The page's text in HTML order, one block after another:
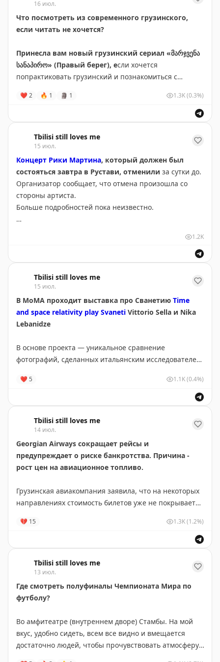
💴стандартная стоимость посещения 90 лари
*Предложение действует для держателей карт TBC
Concept Visa Signature/Visa Platinum/ Miles&Smiles Visa
Signature
Путеводитель по Батуми
TBILISI STILL LOVES ME
16 июл.
Что посмотреть из современного грузинского,
если читать не хочется?
Принесла вам новый грузинский сериал «მარჯვენა
სანაპირო» (Правый берег), если хочется
попрактиковать грузинский и познакомиться с
подруг (в ролях Александра Паичадзе, Нуца Топурия,
Саломе Кокуашвили)
Несмотря на дружбу, они совершенно разные: у
каждой свой характер, образ жизни и взгляды,
поэтому их судьбы развиваются по-разному и
постоянно пересекаются.
Не уверена, что он станет таким же культовым, как
больше 1000 серий
TBILISI STILL LOVES ME
❤ 2 🔥 1 🗿 1 1.3K(0.3%)
Tbilisi still loves me
15 июл.
Концерт Рики Мартина, который должен был
состояться завтра в Рустави, отменили за сутки до.
Организатор сообщает, что отмена произошла со
стороны артиста.
Больше подробностей пока неизвестно.
1.2K
Tbilisi still loves me
15 июл.
В MoMA проходит выставка про Сванетию Time
and space relativity play Svaneti Vittorio Sella и Nika
Lebanidze
В основе проекта — уникальное сравнение
фотографий, сделанных итальянским исследователем
1889–90 годах, с современными снимками и
альпиниста Ники Лебанидзе
Спустя 135 лет команда исследователей повторила
маршрут Селлы через Бечо, Мазери, Местию,
Ушгули, Адиши и другие села, чтобы показать, как
изменились природа, ледники, дороги и жизнь в
📍 MoMA
❤ 5 1.1K(0.4%)
Tbilisi still loves me
14 июл.
Georgian Airways сокращает рейсы и
предупреждает о риске банкротства. Причина -
рост цен на авиационное топливо.
Грузинская авиакомпания заявила, что на некоторых
направлениях стоимость билетов уже не покрывает
требуется около 26 тонн топлива, что обходится
примерно в $50 тысяч. Если на борту 100 пассажиров,
только расходы на топливо составляют около $500 на
человека, тогда как билет туда-обратно стоил €300–
350.
При этом авиакомпания также оплачивает
аэропортовые сборы, навигацию, техническое
обслуживание, страховку и другие расходы.
💔 15 1.3K(1.2%)
Tbilisi still loves me
13 июл.
Где смотреть полуфиналы Чемпионата Мира по
футболу?
Во амфитеатре (внутреннем дворе) Стамбы. На мой
вкус, удобно сидеть, всем все видно и вмещается
достаточно людей, чтобы прочувствовать атмосферу.